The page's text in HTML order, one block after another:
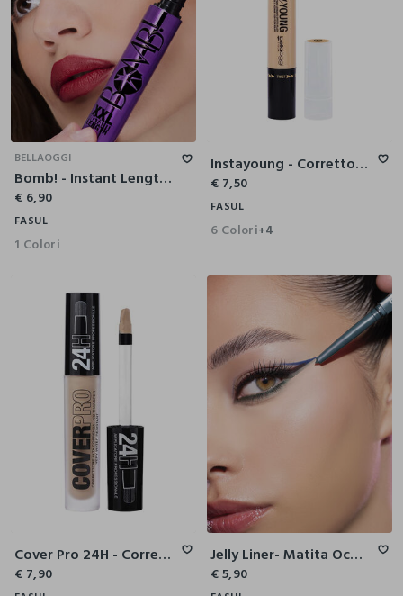
BELLAOGGI
Bomb! - Instant Length - Mascara Volume Allungante
€ 6,90
FASUL
1 Colori
Instayoung - Correttore Anti-Age
€ 7,50
FASUL
6 Colori+4
Cover Pro 24H - Correttore Alta Coprenza
€ 7,90
Jelly Liner- Matita Occhi Automatica
€ 5,90